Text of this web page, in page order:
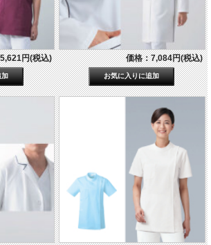
円(税込) 価格：7,084円(税込)